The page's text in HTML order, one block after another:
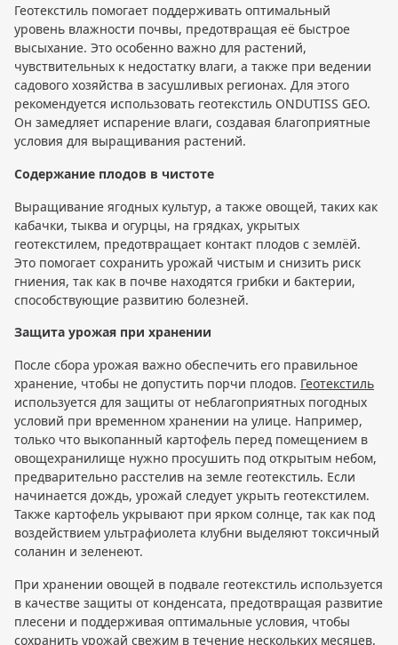
Геотекстиль помогает поддерживать оптимальный
уровень влажности почвы, предотвращая её быстрое
высыхание. Это особенно важно для растений,
чувствительных к недостатку влаги, а также при ведении
садового хозяйства в засушливых регионах. Для этого
рекомендуется использовать геотекстиль ONDUTISS GEO.
Он замедляет испарение влаги, создавая благоприятные
условия для выращивания растений.
Содержание плодов в чистоте
Выращивание ягодных культур, а также овощей, таких как
кабачки, тыква и огурцы, на грядках, укрытых
геотекстилем, предотвращает контакт плодов с землёй.
Это помогает сохранить урожай чистым и снизить риск
гниения, так как в почве находятся грибки и бактерии,
способствующие развитию болезней.
Защита урожая при хранении
После сбора урожая важно обеспечить его правильное
хранение, чтобы не допустить порчи плодов. Геотекстиль
используется для защиты от неблагоприятных погодных
условий при временном хранении на улице. Например,
только что выкопанный картофель перед помещением в
овощехранилище нужно просушить под открытым небом,
предварительно расстелив на земле геотекстиль. Если
начинается дождь, урожай следует укрыть геотекстилем.
Также картофель укрывают при ярком солнце, так как под
воздействием ультрафиолета клубни выделяют токсичный
соланин и зеленеют.
При хранении овощей в подвале геотекстиль используется
в качестве защиты от конденсата, предотвращая развитие
плесени и поддерживая оптимальные условия, чтобы
сохранить урожай свежим в течение нескольких месяцев.